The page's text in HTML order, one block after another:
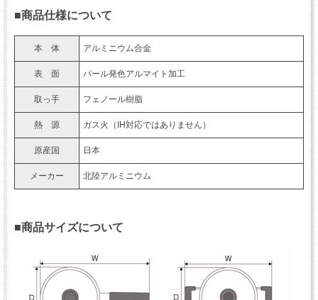
■商品仕様について
本 体 アルミニウム合金
表 面 パール発色アルマイト加工
取っ手 フェノール樹脂
熱 源 ガス火（IH対応ではありません）
原産国 日本
メーカー 北陸アルミニウム
■商品サイズについて